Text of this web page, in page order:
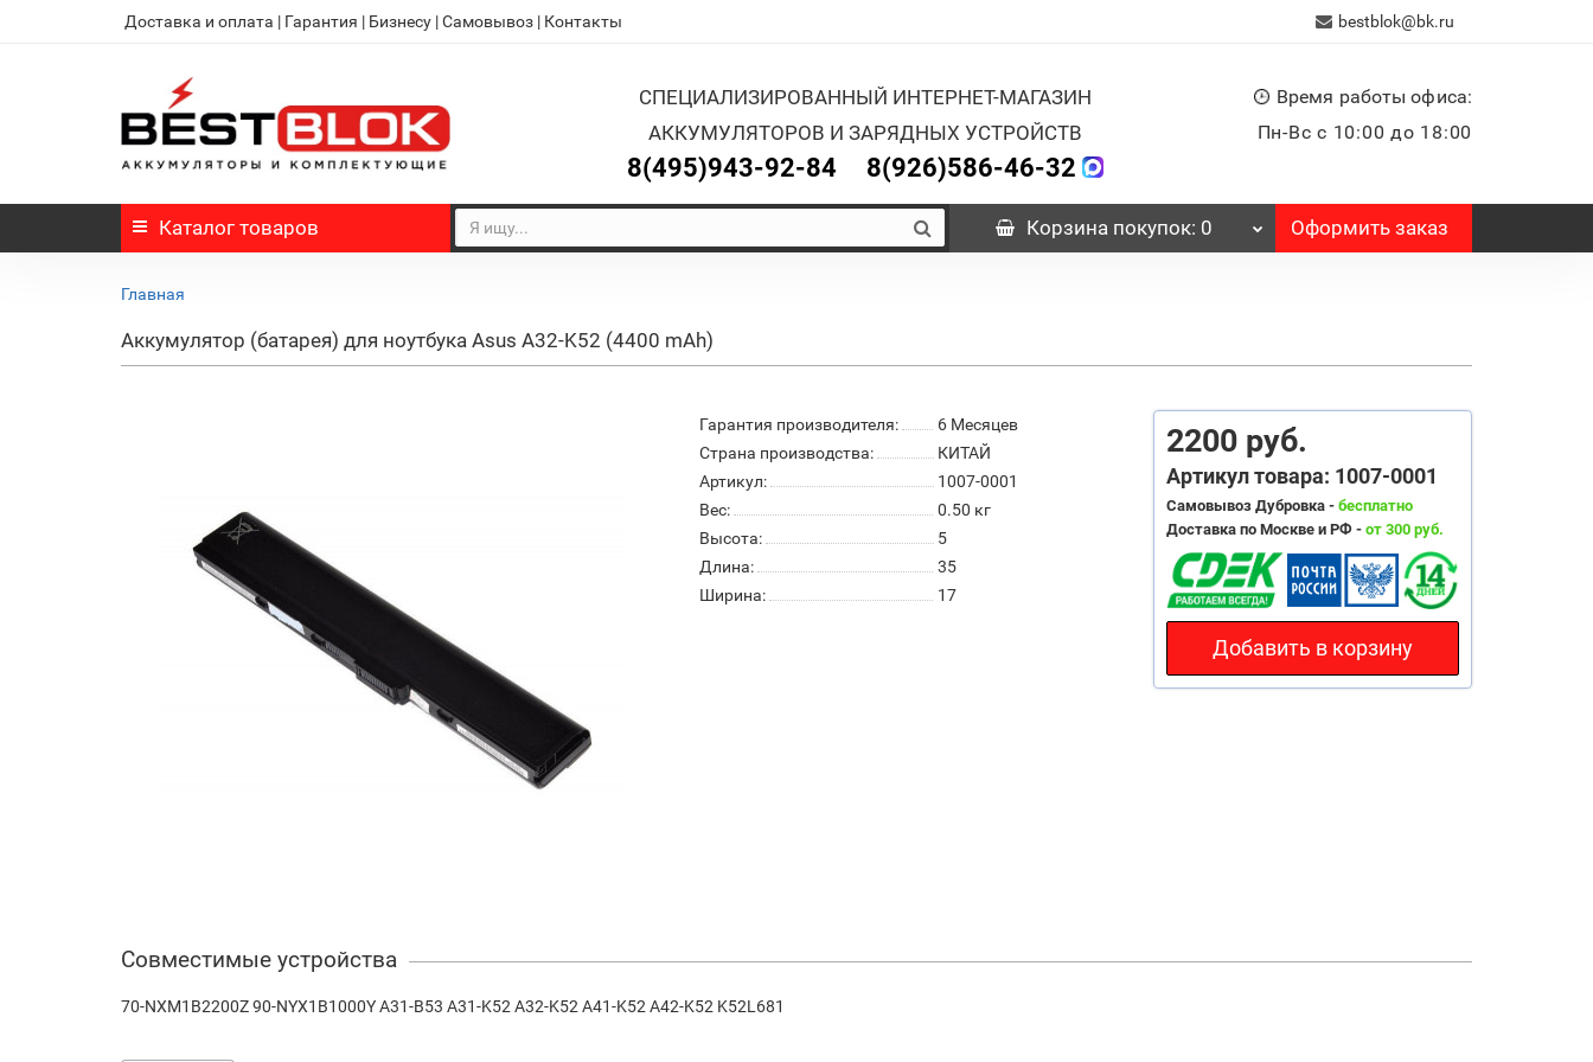
Доставка и оплата | Гарантия | Бизнесу |Самовывоз | Контакты bestblok@bk.ru
СПЕЦИАЛИЗИРОВАННЫЙ ИНТЕРНЕТ-МАГАЗИН
АККУМУЛЯТОРОВ И ЗАРЯДНЫХ УСТРОЙСТВ
8(495)943-92-84 8(926)586-46-32
Время работы офиса:
Пн-Вс с 10:00 до 18:00
Каталог товаров Корзина покупок: 0 Оформить заказ
Главная
Аккумулятор (батарея) для ноутбука Asus A32-K52 (4400 mAh)
Гарантия производителя:
6 Месяцев
Страна производства:
КИТАЙ
Артикул:
1007-0001
Вес:
0.50 кг
Высота:
5
Длина:
35
Ширина:
17
2200 руб.
Артикул товара: 1007-0001
Самовывоз Дубровка - бесплатно
Доставка по Москве и РФ - от 300 руб.
Добавить в корзину
Совместимые устройства
70-NXM1B2200Z 90-NYX1B1000Y A31-B53 A31-K52 A32-K52 A41-K52 A42-K52 K52L681